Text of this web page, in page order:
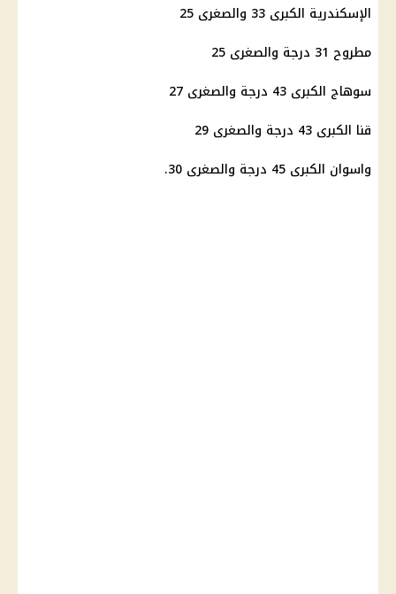
الإسكندرية الكبرى 33 والصغرى 25
مطروح 31 درجة والصغرى 25
سوهاج الكبرى 43 درجة والصغرى 27
قنا الكبرى 43 درجة والصغرى 29
واسوان الكبرى 45 درجة والصغرى 30.